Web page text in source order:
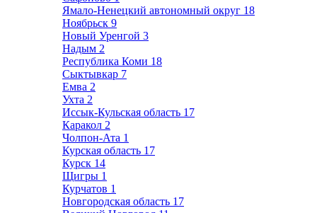
Ямало-Ненецкий автономный округ 18
Ноябрьск 9
Новый Уренгой 3
Надым 2
Республика Коми 18
Сыктывкар 7
Емва 2
Ухта 2
Иссык-Кульская область 17
Каракол 2
Чолпон-Ата 1
Курская область 17
Курск 14
Щигры 1
Курчатов 1
Новгородская область 17